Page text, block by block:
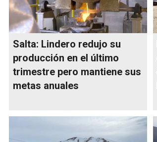
Salta: Lindero redujo su
producción en el último
trimestre pero mantiene sus
metas anuales